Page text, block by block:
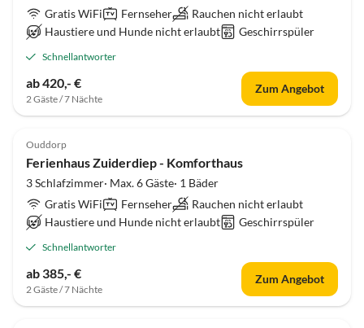
Gratis WiFi
Fernseher
Rauchen nicht erlaubt
Haustiere und Hunde nicht erlaubt
Geschirrspüler
Schnellantworter
ab 420,- €
2 Gäste / 7 Nächte
Zum Angebot
5.0 (21)
Ouddorp
Ferienhaus Zuiderdiep - Komforthaus
3 Schlafzimmer· Max. 6 Gäste· 1 Bäder
Gratis WiFi
Fernseher
Rauchen nicht erlaubt
Haustiere und Hunde nicht erlaubt
Geschirrspüler
Schnellantworter
ab 385,- €
2 Gäste / 7 Nächte
Zum Angebot
5.0 (20)